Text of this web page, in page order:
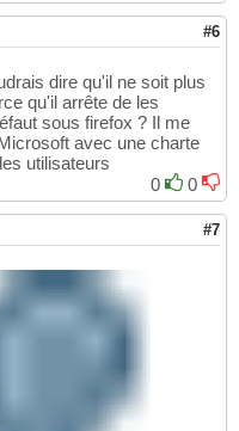
#6
dire qu'il ne soit plus
qu'il arrête de les
sous firefox ? Il me
avec une charte
utilisateurs
0
0
#7